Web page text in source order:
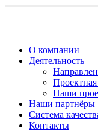
О компании
Деятельность
Проектная
Наши
Наши партнёры
Система
Контакты